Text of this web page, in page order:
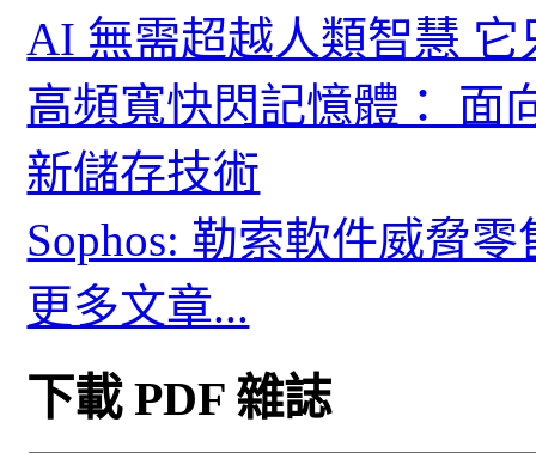
AI 無需超越人類智慧
高頻寬快閃記憶體： 面
新儲存技術
Sophos: 勒索軟件威脅
更多文章...
下載 PDF 雜誌